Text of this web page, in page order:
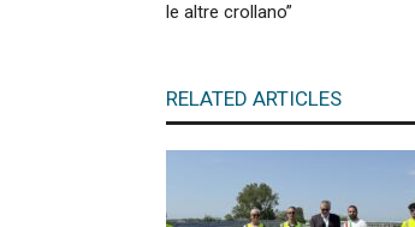
le altre crollano”
RELATED ARTICLES